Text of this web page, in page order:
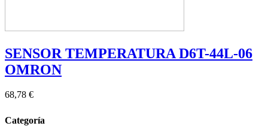
SENSOR TEMPERATURA D6T-44L-06
OMRON
68,78 €
Categoría